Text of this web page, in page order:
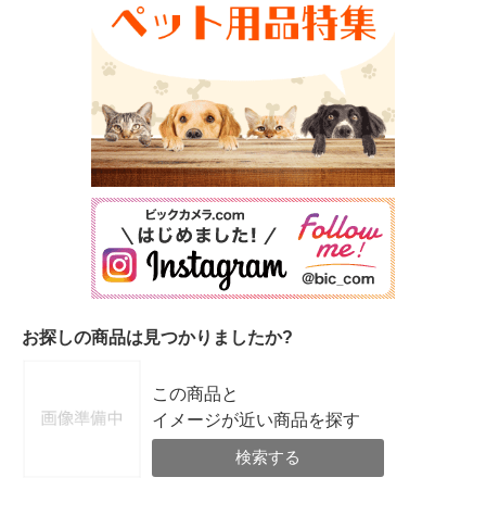
お探しの商品は見つかりましたか?
この商品と
イメージが近い商品を探す
検索する